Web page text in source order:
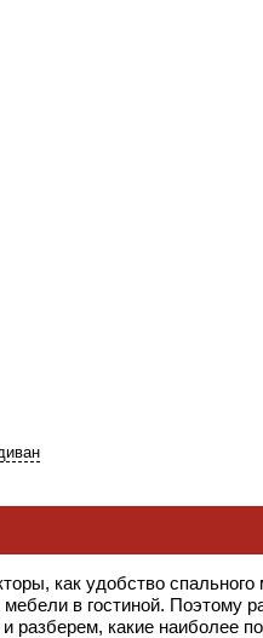
как удобство
мебели в гостиной.
какие наиболее